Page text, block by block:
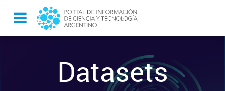
Datasets